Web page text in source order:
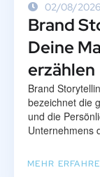
02/08/2026
Brand
Deine
erzählen
Brand
bezeichnet die
und die
Unternehmens
MEHR